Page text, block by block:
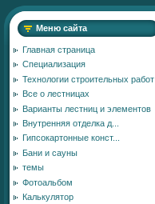
Меню сайта
Главная страница
Специализация
Технологии строительных работ
Все о лестницах
Варианты лестниц и элементов
Внутренняя отделка д...
Гипсокартонные конст...
Бани и сауны
темы
Фотоальбом
Калькулятор